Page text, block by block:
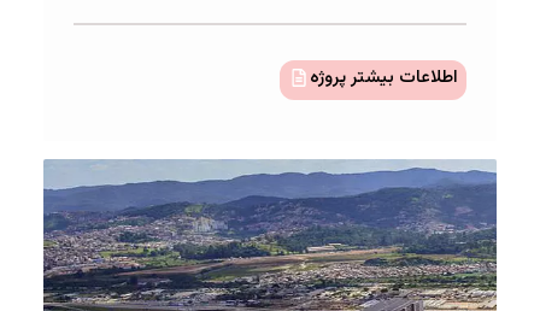
اطلاعات بیشتر پروژه